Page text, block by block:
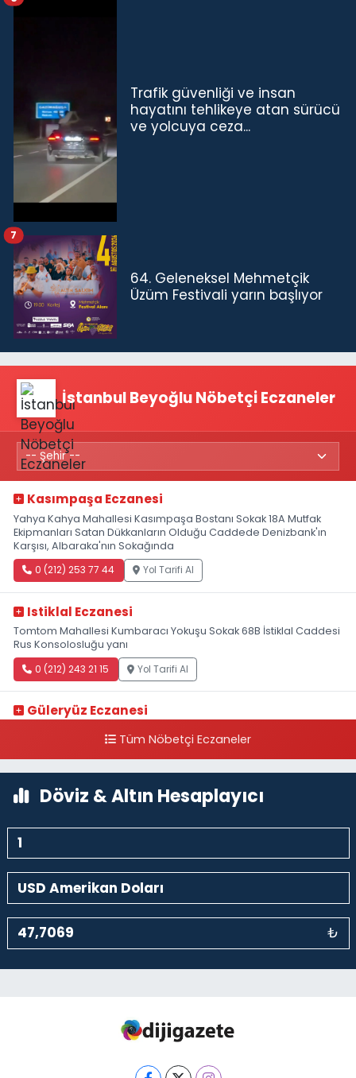
Trafik güvenliği ve insan
hayatını tehlikeye atan sürücü
ve yolcuya ceza...
64. Geleneksel Mehmetçik
Üzüm Festivali yarın başlıyor
7
İstanbul Beyoğlu Nöbetçi Eczaneler
Kasımpaşa Eczanesi
Yahya Kahya Mahallesi Kasımpaşa Bostanı Sokak 18A Mutfak
Ekipmanları Satan Dükkanların Olduğu Caddede Denizbank'ın
Karşısı, Albaraka'nın Sokağında
0 (212) 253 77 44 Yol Tarifi Al
Istiklal Eczanesi
Tomtom Mahallesi Kumbaracı Yokuşu Sokak 68B İstiklal Caddesi
Rus Konsolosluğu yanı
0 (212) 243 21 15 Yol Tarifi Al
Güleryüz Eczanesi
kalaycıbahçe Meydana DoğruTüm Nöbetçi Eczaneler
Döviz & Altın Hesaplayıcı
₺